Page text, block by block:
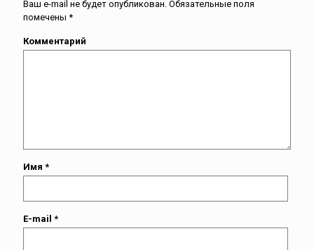
Ваш e-mail не будет опубликован. Обязательные поля
помечены *
Комментарий
Имя *
E-mail *